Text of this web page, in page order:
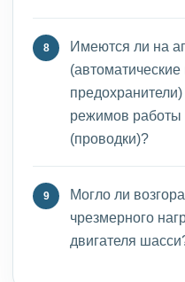
Имеются ли на
режимов работы
(проводки)?
Могло ли
чрезмерного
двигателя